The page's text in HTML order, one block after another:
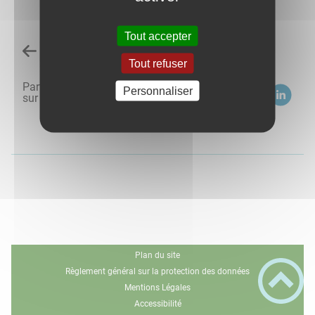
Partagez
sur :
Plan du site
Règlement général sur la protection des données
Mentions Légales
Accessibilité
Tout accepter
Tout refuser
Personnaliser